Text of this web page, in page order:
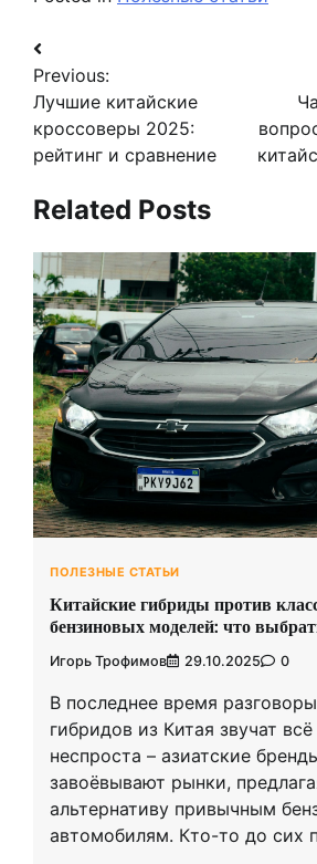
Навигация
по
записям
Previous:
Лучшие китайские
кроссоверы 2025:
рейтинг и сравнение
Related Posts
ПОЛЕЗНЫЕ СТАТЬИ
Китайские гибриды против
бензиновых моделей: что
Игорь Трофимов 29.10.2025 0
В последнее время
гибридов из Китая звучат
неспроста – азиатские
завоёвывают рынки,
альтернативу привычным
автомобилям. Кто-то до сих